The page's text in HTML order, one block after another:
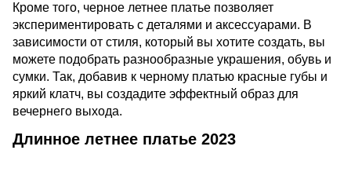
Кроме того, черное летнее платье позволяет
экспериментировать с деталями и аксессуарами. В
зависимости от стиля, который вы хотите создать, вы
можете подобрать разнообразные украшения, обувь и
сумки. Так, добавив к черному платью красные губы и
яркий клатч, вы создадите эффектный образ для
вечернего выхода.
Длинное летнее платье 2023